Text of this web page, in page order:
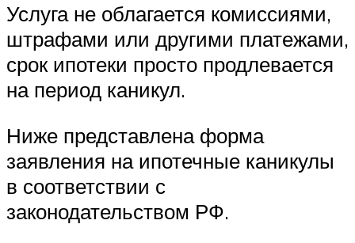
Услуга не облагается комиссиями,
штрафами или другими платежами,
срок ипотеки просто продлевается
на период каникул.
Ниже представлена форма
заявления на ипотечные каникулы
в соответствии с
законодательством РФ.